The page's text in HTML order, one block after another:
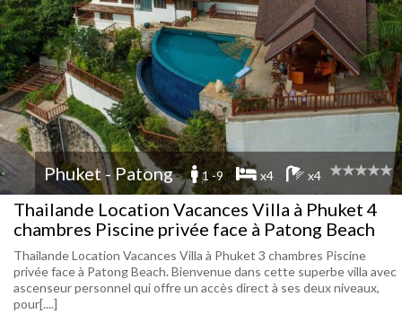
Phuket - Patong 1 -9 x4 x4
Thailande Location Vacances Villa à Phuket 4
chambres Piscine privée face à Patong Beach
Thailande Location Vacances Villa à Phuket 3 chambres Piscine
privée face à Patong Beach. Bienvenue dans cette superbe villa avec
ascenseur personnel qui offre un accès direct à ses deux niveaux,
pour[....]